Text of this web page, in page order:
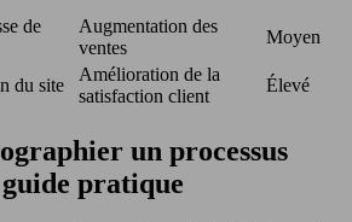
de
Augmentation des
ventes
Moyen
du site
Amélioration de la
satisfaction client
Élevé
un processus
pratique